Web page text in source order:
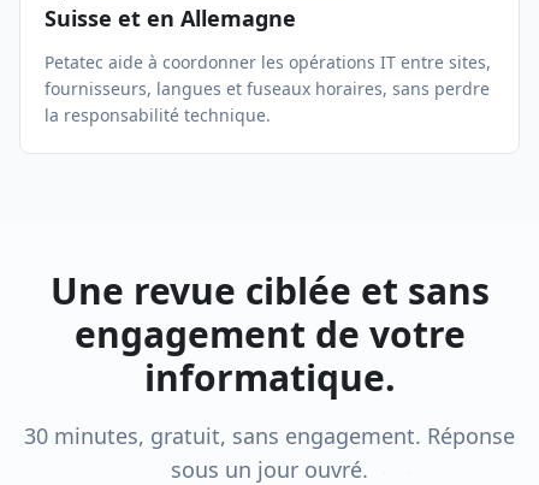
Suisse et en Allemagne
Petatec aide à coordonner les opérations IT entre sites,
fournisseurs, langues et fuseaux horaires, sans perdre
la responsabilité technique.
Une revue ciblée et sans
engagement de votre
informatique.
30 minutes, gratuit, sans engagement. Réponse
sous un jour ouvré.